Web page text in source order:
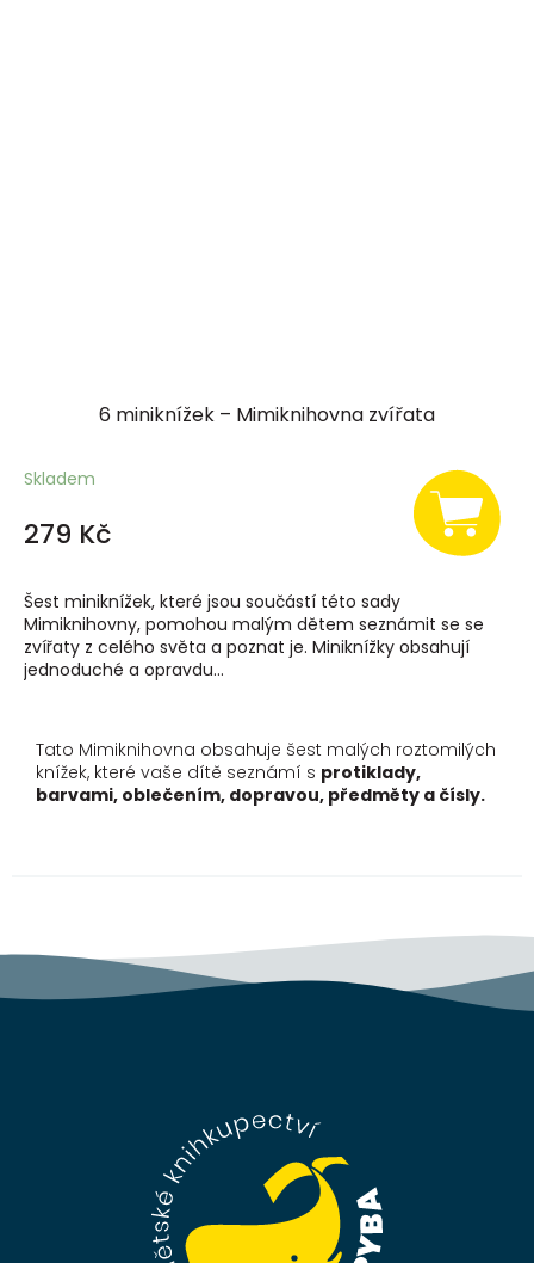
6 miniknížek – Mimiknihovna zvířata
Skladem
279 Kč
Šest miniknížek, které jsou součástí této sady
Mimiknihovny, pomohou malým dětem seznámit se se
zvířaty z celého světa a poznat je. Miniknížky obsahují
jednoduché a opravdu...
Tato Mimiknihovna obsahuje šest malých roztomilých
knížek, které vaše dítě seznámí s protiklady,
barvami, oblečením, dopravou, předměty a čísly.